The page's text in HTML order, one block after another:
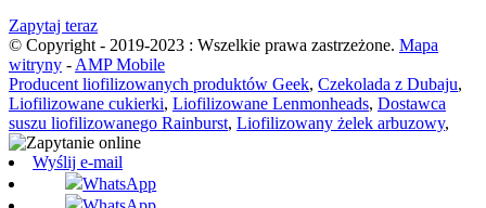
Zapytaj teraz
© Copyright - 2019-2023 : Wszelkie prawa zastrzeżone. Mapa
witryny -AMP Mobile
Producent liofilizowanych produktów Geek, Czekolada z Dubaju,
Liofilizowane cukierki, Liofilizowane Lenmonheads, Dostawca
suszu liofilizowanego Rainburst, Liofilizowany żelek arbuzowy,
Wyślij e-mail
WhatsApp